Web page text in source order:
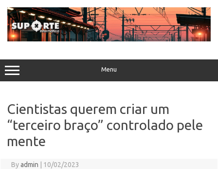
content
Menu
Cientistas querem criar um
“terceiro braço” controlado pele
mente
Byadmin 10/02/2023